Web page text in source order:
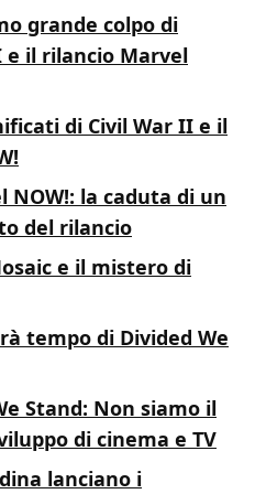
grande colpo di
e il rilancio Marvel
di Civil War II e il
NOW!: la caduta di un
del rilancio
e il mistero di
tempo di Divided We
Stand: Non siamo il
di cinema e TV
lanciano i